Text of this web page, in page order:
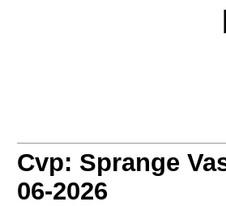
Cvp: Sprange
06-2026